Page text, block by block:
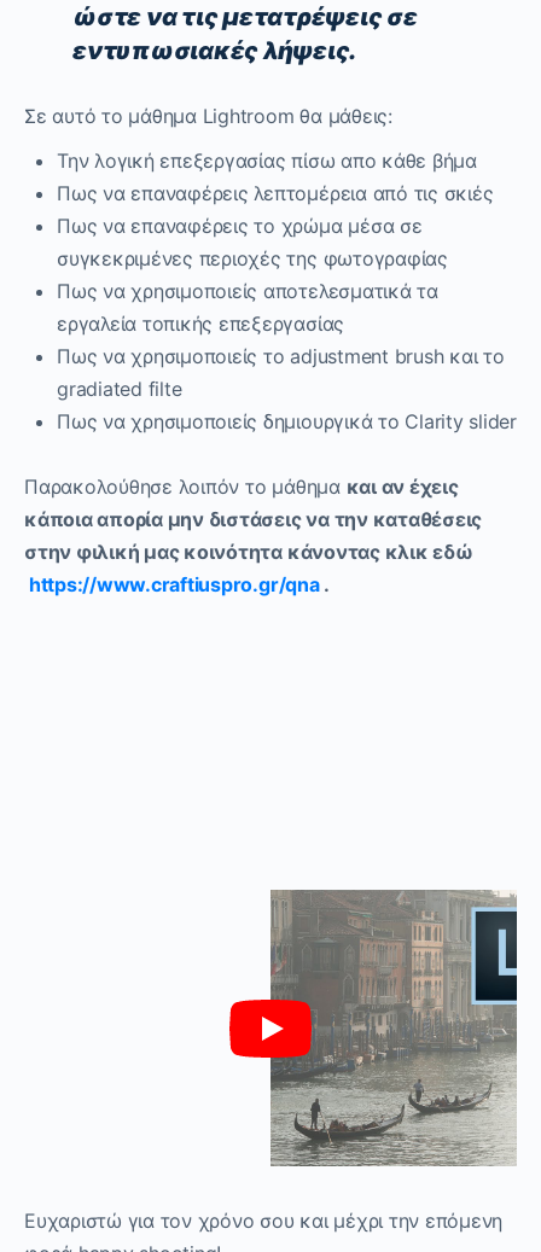
ώστε να τις μετατρέψεις σε
εντυπωσιακές λήψεις.
Σε αυτό το μάθημα Lightroom θα μάθεις:
Την λογική επεξεργασίας πίσω απο κάθε βήμα
Πως να επαναφέρεις λεπτομέρεια από τις σκιές
Πως να επαναφέρεις το χρώμα μέσα σε
συγκεκριμένες περιοχές της φωτογραφίας
Πως να χρησιμοποιείς αποτελεσματικά τα
εργαλεία τοπικής επεξεργασίας
Πως να χρησιμοποιείς το adjustment brush και το
gradiated filte
Πως να χρησιμοποιείς δημιουργικά το Clarity slider
Παρακολούθησε λοιπόν το μάθημα και αν έχεις
κάποια απορία μην διστάσεις να την καταθέσεις
στην φιλική μας κοινότητα κάνοντας κλικ εδώ
https://www.craftiuspro.gr/qna.
Ευχαριστώ για τον χρόνο σου και μέχρι την επόμενη